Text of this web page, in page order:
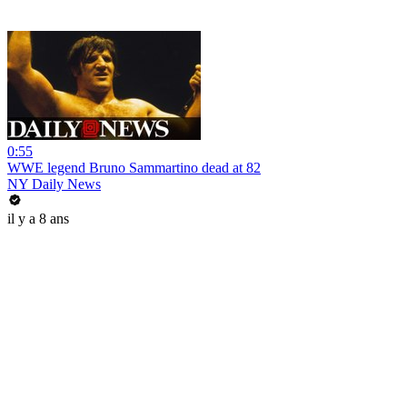
0:55
WWE legend Bruno Sammartino dead at 82
NY Daily News
il y a 8 ans